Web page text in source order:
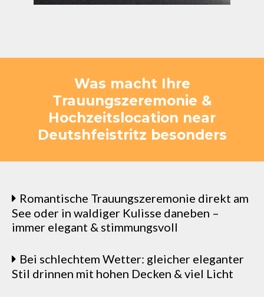
Was macht Ihre
Trauungszeremonie &
Hochzeitslocation near
Deutshfeistritz besonders
Romantische Trauungszeremonie direkt am
See oder in waldiger Kulisse daneben –
immer elegant & stimmungsvoll
Bei schlechtem Wetter: gleicher eleganter
Stil drinnen mit hohen Decken & viel Licht